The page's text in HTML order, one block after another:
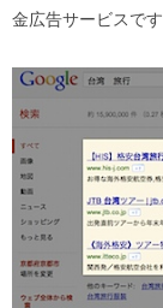
金広告サービスです